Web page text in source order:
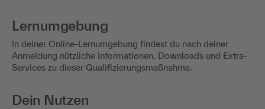
Lernumgebung
In deiner Online-Lernumgebung findest du nach deiner
Anmeldung nützliche Informationen, Downloads und Extra-
Services zu dieser Qualifizierungsmaßnahme.
Dein Nutzen